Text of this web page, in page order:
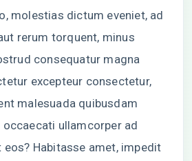
molestias dictum eveniet, ad
rerum torquent, minus
consequatur magna
excepteur consectetur,
malesuada quibusdam
ullamcorper ad
eos? Habitasse amet, impedit